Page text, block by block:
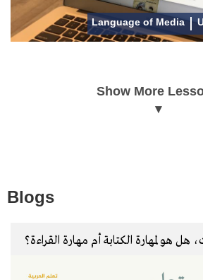
Language of Media
Show More
Blogs
هل هو لمهارة الكتابة أم مهارة القراءة؟